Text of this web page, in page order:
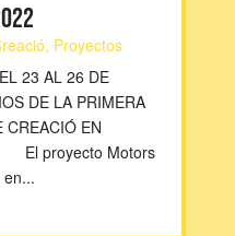
, Proyectos
23 AL 26 DE
DE LA PRIMERA
CREACIÓ EN
El proyecto Motors